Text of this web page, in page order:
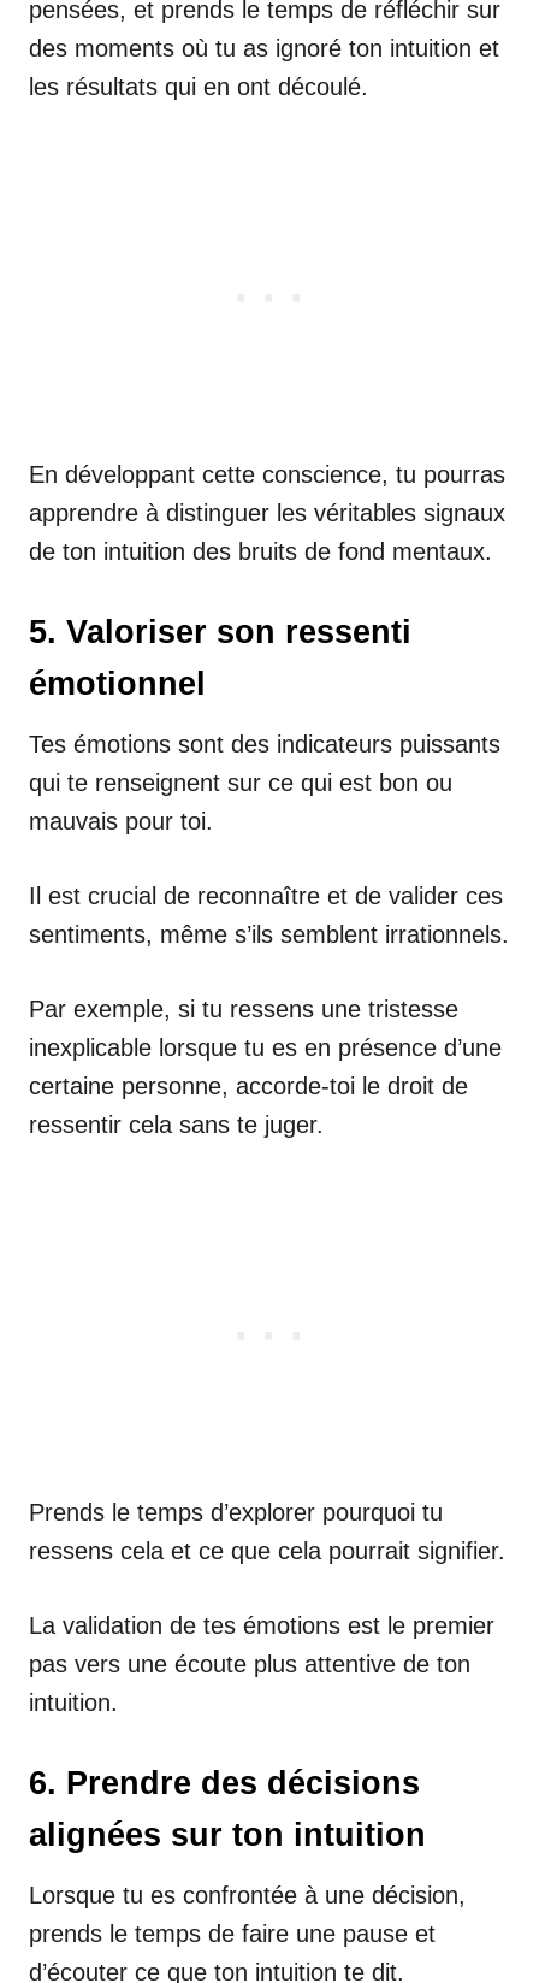
pensées, et prends le temps de réfléchir sur
des moments où tu as ignoré ton intuition et
les résultats qui en ont découlé.
En développant cette conscience, tu pourras
apprendre à distinguer les véritables signaux
de ton intuition des bruits de fond mentaux.
5. Valoriser son ressenti
émotionnel
Tes émotions sont des indicateurs puissants
qui te renseignent sur ce qui est bon ou
mauvais pour toi.
Il est crucial de reconnaître et de valider ces
sentiments, même s’ils semblent irrationnels.
Par exemple, si tu ressens une tristesse
inexplicable lorsque tu es en présence d’une
certaine personne, accorde-toi le droit de
ressentir cela sans te juger.
Prends le temps d’explorer pourquoi tu
ressens cela et ce que cela pourrait signifier.
La validation de tes émotions est le premier
pas vers une écoute plus attentive de ton
intuition.
6. Prendre des décisions
alignées sur ton intuition
Lorsque tu es confrontée à une décision,
prends le temps de faire une pause et
d’écouter ce que ton intuition te dit.